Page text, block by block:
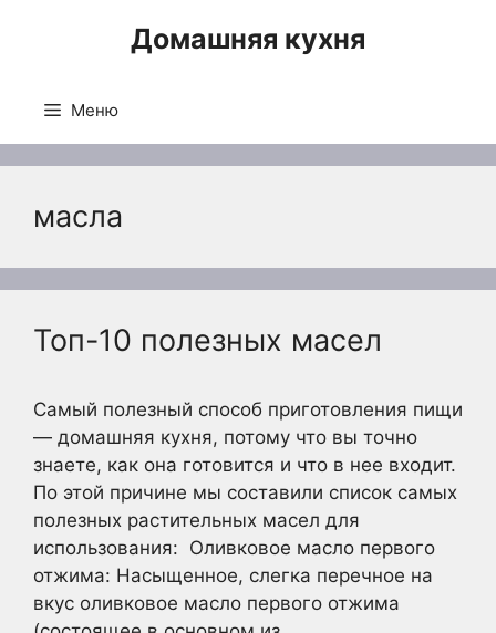
Домашняя кухня
Меню
масла
Топ-10 полезных масел
Самый полезный способ приготовления пищи
— домашняя кухня, потому что вы точно
знаете, как она готовится и что в нее входит.
По этой причине мы составили список самых
полезных растительных масел для
использования: Оливковое масло первого
отжима: Насыщенное, слегка перечное на
вкус оливковое масло первого отжима